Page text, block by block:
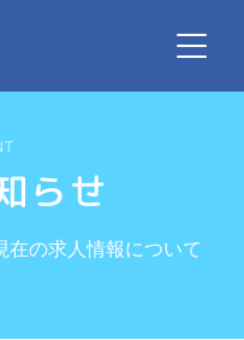
らせ
在の求人情報について